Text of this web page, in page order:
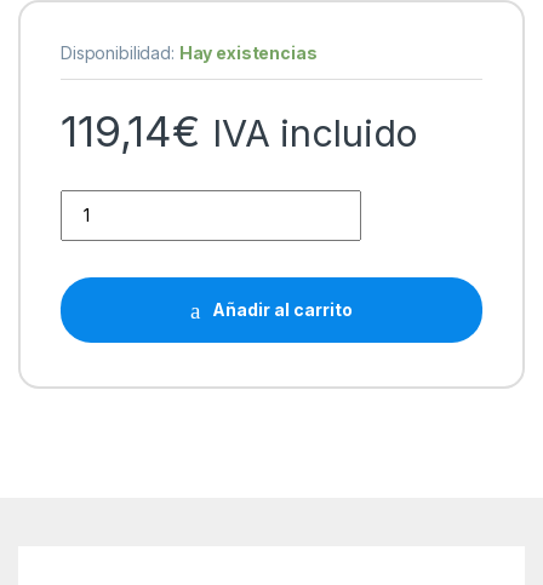
Disponibilidad: Hay existencias
119,14€ IVA incluido
Añadir al carrito